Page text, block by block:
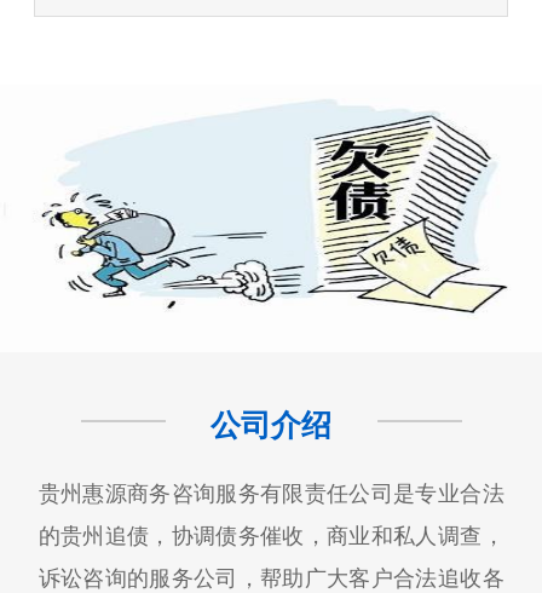
公司介绍
贵州惠源商务咨询服务有限责任公司是专业合法
的贵州追债，协调债务催收，商业和私人调查，
诉讼咨询的服务公司，帮助广大客户合法追收各